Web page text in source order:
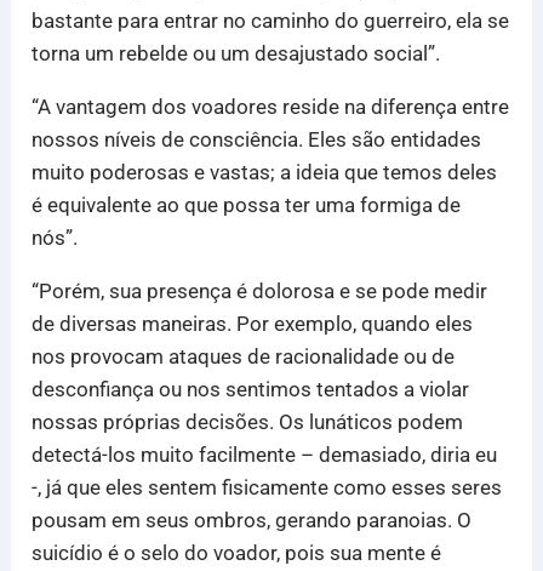
bastante para entrar no caminho do guerreiro, ela se
torna um rebelde ou um desajustado social”.
“A vantagem dos voadores reside na diferença entre
nossos níveis de consciência. Eles são entidades
muito poderosas e vastas; a ideia que temos deles
é equivalente ao que possa ter uma formiga de
nós”.
“Porém, sua presença é dolorosa e se pode medir
de diversas maneiras. Por exemplo, quando eles
nos provocam ataques de racionalidade ou de
desconfiança ou nos sentimos tentados a violar
nossas próprias decisões. Os lunáticos podem
detectá-los muito facilmente – demasiado, diria eu
-, já que eles sentem fisicamente como esses seres
pousam em seus ombros, gerando paranoias. O
suicídio é o selo do voador, pois sua mente é